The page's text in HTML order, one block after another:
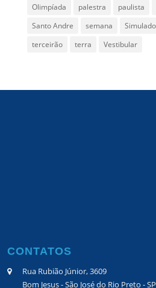
Olimpíada
palestra paulista
Santo Andre
semana Simulado
terceirão
terra Vestibular
CONTATOS
Rua Rubião Júnior, 3609
Bom Jesus - São José do Rio Preto - SP